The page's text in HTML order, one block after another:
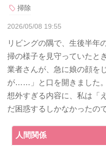
掃除
2026/05/08 19:55
リビングの隅で、生後半年
掃の様子を見守っていたと
業者さんが、急に娘の顔を
が……」と口を開きました
想外すぎる内容に、私は「
だ困惑するしかなかったの
人間関係